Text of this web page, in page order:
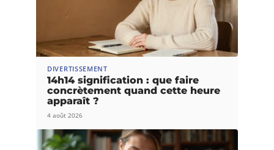
DIVERTISSEMENT
14h14 signification : que faire
concrètement quand cette heure
apparaît ?
4 août 2026